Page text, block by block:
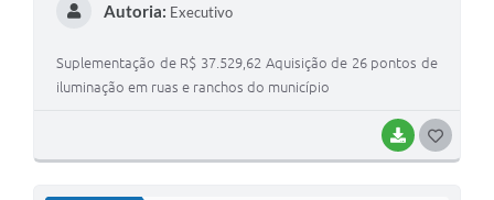
BAIXAR
Autoria: Executivo
Suplementação de R$ 37.529,62 Aquisição de 26 pontos de
iluminação em ruas e ranchos do município